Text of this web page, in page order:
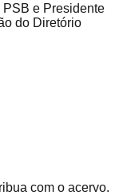
e Presidente
do Diretório
com o acervo.